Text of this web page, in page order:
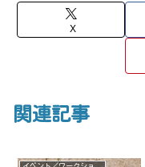
X
関連記事